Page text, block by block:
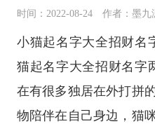
时间：2022-08-24 作者：墨九
小猫起名字大全招财名
猫起名字大全招财名字
在有很多独居在外打拼
物陪伴在自己身边，猫